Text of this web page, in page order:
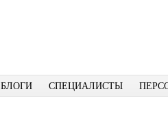
БЛОГИ СПЕЦИАЛИСТЫ